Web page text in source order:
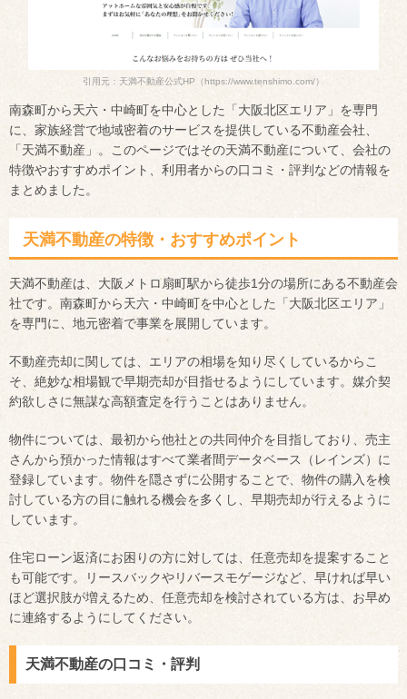
引用元：天満不動産公式HP （https://www.tenshimo.com/）
南森町から天六・中崎町を中心とした「大阪北区エリア」を専門
に、家族経営で地域密着のサービスを提供している不動産会社、
「天満不動産」。このページではその天満不動産について、会社の
特徴やおすすめポイント、利用者からの口コミ・評判などの情報を
まとめました。
天満不動産の特徴・おすすめポイント
天満不動産は、大阪メトロ扇町駅から徒歩1分の場所にある不動産会
社です。南森町から天六・中崎町を中心とした「大阪北区エリア」
を専門に、地元密着で事業を展開しています。
不動産売却に関しては、エリアの相場を知り尽くしているからこ
そ、絶妙な相場観で早期売却が目指せるようにしています。媒介契
約欲しさに無謀な高額査定を行うことはありません。
物件については、最初から他社との共同仲介を目指しており、売主
さんから預かった情報はすべて業者間データベース（レインズ）に
登録しています。物件を隠さずに公開することで、物件の購入を検
討している方の目に触れる機会を多くし、早期売却が行えるように
しています。
住宅ローン返済にお困りの方に対しては、任意売却を提案すること
も可能です。リースバックやリバースモゲージなど、早ければ早い
ほど選択肢が増えるため、任意売却を検討されている方は、お早め
に連絡するようにしてください。
天満不動産の口コミ・評判